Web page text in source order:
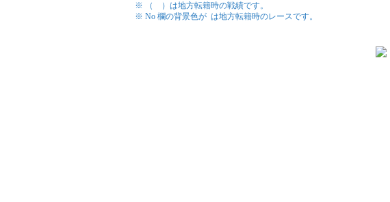
※ （ ）は地方転籍時の戦績です。
※ No 欄の背景色が は地方転籍時のレースです。